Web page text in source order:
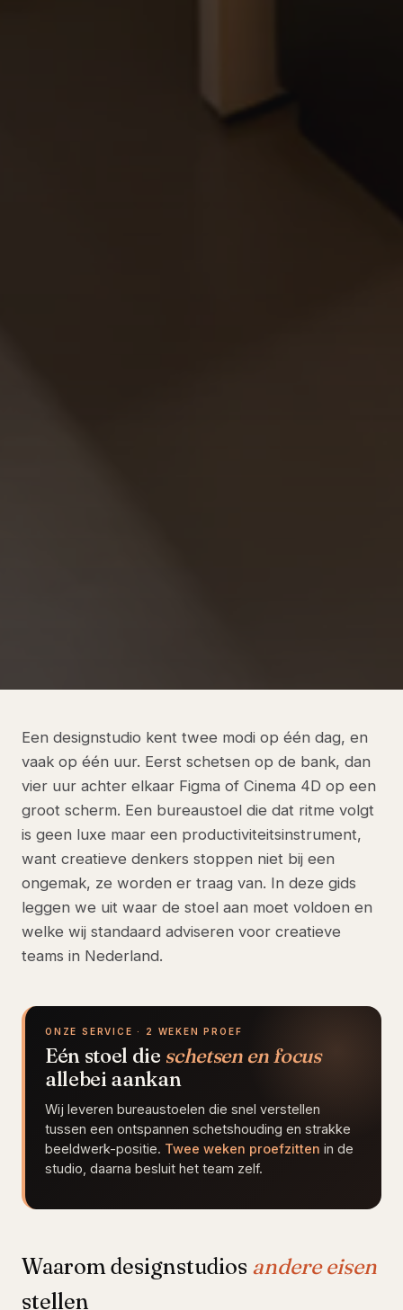
Een designstudio kent twee modi op één dag, en
vaak op één uur. Eerst schetsen op de bank, dan
vier uur achter elkaar Figma of Cinema 4D op een
groot scherm. Een bureaustoel die dat ritme volgt
is geen luxe maar een productiviteitsinstrument,
want creatieve denkers stoppen niet bij een
ongemak, ze worden er traag van. In deze gids
leggen we uit waar de stoel aan moet voldoen en
welke wij standaard adviseren voor creatieve
teams in Nederland.
ONZE SERVICE · 2 WEKEN PROEF
Eén stoel die schetsen en focus
allebei aankan
Wij leveren bureaustoelen die snel verstellen
tussen een ontspannen schetshouding en strakke
beeldwerk-positie. Twee weken proefzitten in de
studio, daarna besluit het team zelf.
Waarom designstudios andere eisen
stellen